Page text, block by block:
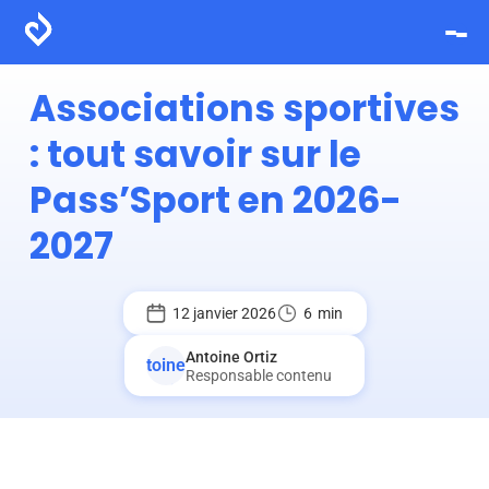
Associations sportives
: tout savoir sur le
Pass’Sport en 2026-
2027
12 janvier 2026 6 min
Antoine Ortiz
Responsable contenu